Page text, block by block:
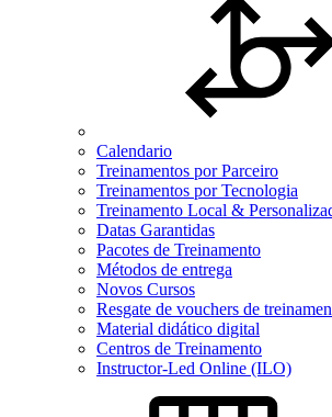
Calendario
Treinamentos por Parceiro
Treinamentos por Tecnologia
Treinamento Local &
Datas Garantidas
Pacotes de Treinamento
Métodos de entrega
Novos Cursos
Resgate de vouchers de
Material didático digital
Centros de Treinamento
Instructor-Led Online (ILO)